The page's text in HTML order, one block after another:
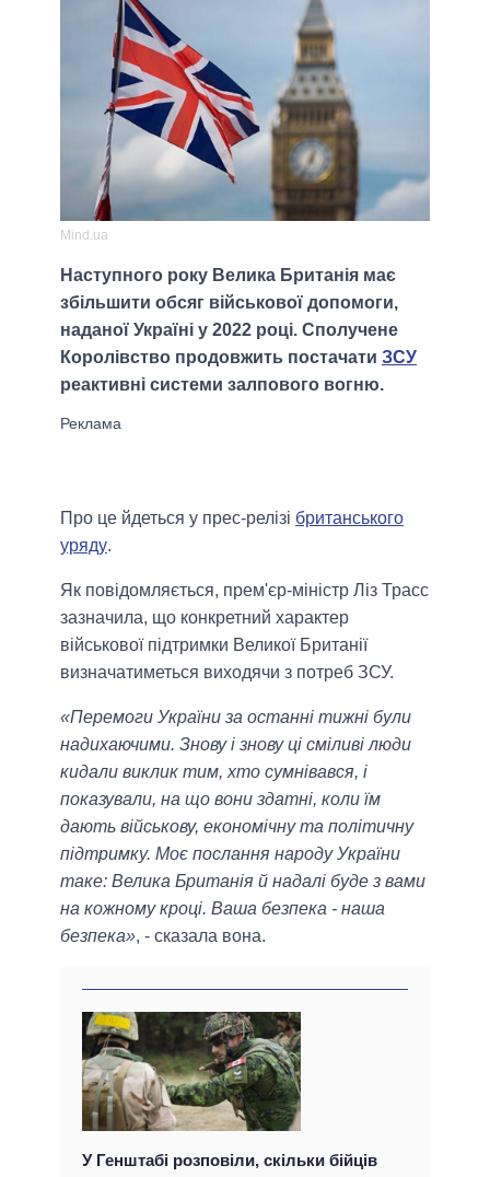
Mind.ua
Наступного року Велика Британія має
збільшити обсяг військової допомоги,
наданої Україні у 2022 році. Сполучене
Королівство продовжить постачати ЗСУ
реактивні системи залпового вогню.
Про це йдеться у прес-релізі британського
уряду.
Як повідомляється, прем'єр-міністр Ліз Трасс
зазначила, що конкретний характер
військової підтримки Великої Британії
визначатиметься виходячи з потреб ЗСУ.
«Перемоги України за останні тижні були
надихаючими. Знову і знову ці сміливі люди
кидали виклик тим, хто сумнівався, і
показували, на що вони здатні, коли їм
дають військову, економічну та політичну
підтримку. Моє послання народу України
таке: Велика Британія й надалі буде з вами
на кожному кроці. Ваша безпека - наша
безпека», - сказала вона.
У Генштабі розповіли, скільки бійців